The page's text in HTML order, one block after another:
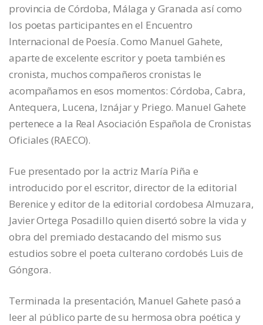
provincia de Córdoba, Málaga y Granada así como
los poetas participantes en el Encuentro
Internacional de Poesía. Como Manuel Gahete,
aparte de excelente escritor y poeta también es
cronista, muchos compañeros cronistas le
acompañamos en esos momentos: Córdoba, Cabra,
Antequera, Lucena, Iznájar y Priego. Manuel Gahete
pertenece a la Real Asociación Española de Cronistas
Oficiales (RAECO).
Fue presentado por la actriz María Piña e
introducido por el escritor, director de la editorial
Berenice y editor de la editorial cordobesa Almuzara,
Javier Ortega Posadillo quien disertó sobre la vida y
obra del premiado destacando del mismo sus
estudios sobre el poeta culterano cordobés Luis de
Góngora.
Terminada la presentación, Manuel Gahete pasó a
leer al público parte de su hermosa obra poética y